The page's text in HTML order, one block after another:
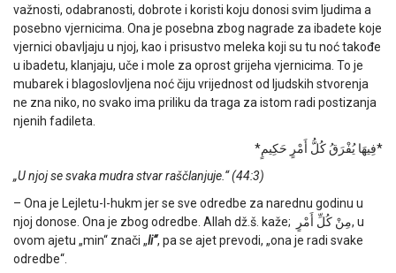
važnosti, odabranosti, dobrote i koristi koju donosi svim ljudima a
posebno vjernicima. Ona je posebna zbog nagrade za ibadete koje
vjernici obavljaju u njoj, kao i prisustvo meleka koji su tu noć takođe
u ibadetu, klanjaju, uče i mole za oprost grijeha vjernicima. To je
mubarek i blagoslovljena noć čiju vrijednost od ljudskih stvorenja
ne zna niko, no svako ima priliku da traga za istom radi postizanja
njenih fadileta.
*فِيهَا يُفْرَقُ كُلُّ أَمْرٍ حَكِيمٍ*
„U njoj se svaka mudra stvar raščlanjuje.“ (44:3)
– Ona je Lejletu-l-hukm jer se sve odredbe za narednu godinu u
njoj donose. Ona je zbog odredbe. Allah dž.š. kaže;
مِنْ كُلِّ أَمْرٍ, u
ovom ajetu „min“ znači „li“, pa se ajet prevodi, „ona je radi svake
odredbe“.